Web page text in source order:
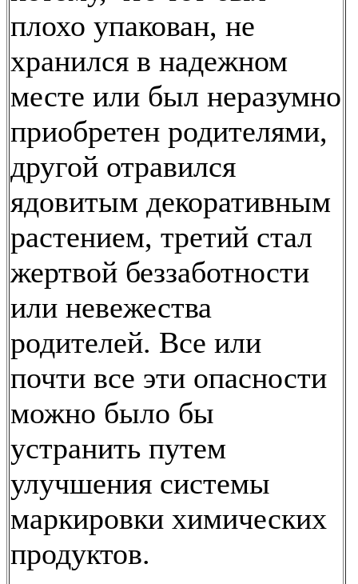
плохо упакован, не
хранился в надежном
месте или был неразумно
приобретен родителями,
другой отравился
ядовитым декоративным
растением, третий стал
жертвой беззаботности
или невежества
родителей. Все или
почти все эти опасности
можно было бы
устранить путем
улучшения системы
маркировки химических
продуктов.